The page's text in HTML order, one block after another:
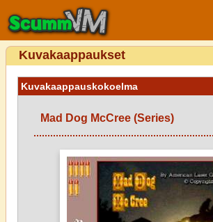
Kuvakaappaukset
Kuvakaappauskokoelma
Mad Dog McCree (Series)